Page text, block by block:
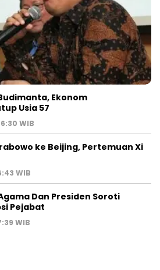
Ekonom
Usia 57
WIB
ke Beijing, Pertemuan Xi
WIB
Dan Presiden Soroti
Pejabat
WIB